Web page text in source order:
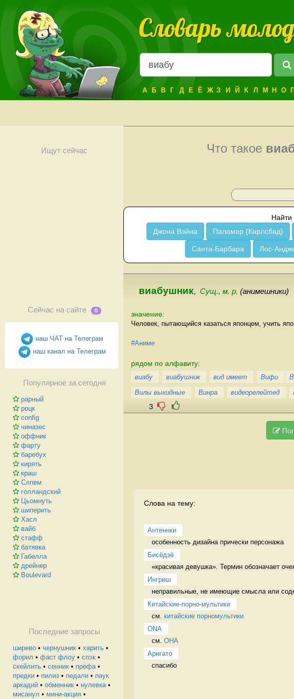
Словарь
А Б В Г Д Е Ё Ж З И Й К Л М Н О П
Ищут сейчас
Сейчас на сайте 0
наш ЧАТ на Телеграм
наш канал на Телеграм
Популярное за сегодня
рарный
роцк
config
чиназес
оффник
фарту
баребух
кирять
краш
Слпвм
голландский
Цьомнуть
шиперить
Хасл
вайб
стафф
батявка
Габелла
дрейнер
Boulevard
Последние запросы
ширево • чернушник • харить •
форил • фаст флоу • спэк •
скейлить • сенник • префа•
предки • пилиз • педали • паук
аркадий • обменник • нулевка•
мисанул • мини-акция •
Что такое
Найти
Джона Вэйна
Паломар (Карлсбад)
Санта-Барбара Лос-
виабушник, Сущ., м. р. (анимешники)
значение:
Человек, пытающийся казаться японцем, учить
#Аниме
рядом по алфавиту:
виабу виабушник вид имеет Вифи
Вилы выкидные
Винра видеорелейтед
3
Слова на тему:
Антеннки
особенность дизайна прически персонажа
Бисёдзё
«красивая девушка». Термин обозначает
Ингриш
неправильные, не имеющие смысла или
Китайские-порно-мультики
см. китайские порномультики
ONA
см. ОНА
Аригато
спасибо